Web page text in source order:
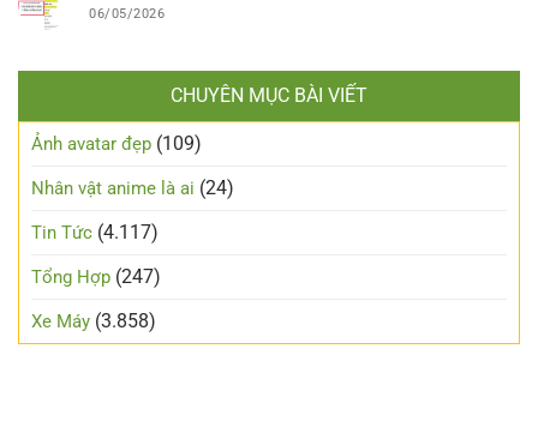
06/05/2026
CHUYÊN MỤC BÀI VIẾT
Ảnh avatar đẹp (109)
Nhân vật anime là ai (24)
Tin Tức (4.117)
Tổng Hợp (247)
Xe Máy (3.858)